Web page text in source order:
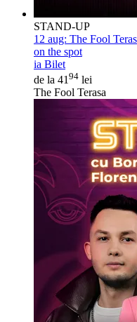
STAND-UP
12 aug: The Fool
on the spot
ia Bilet
de la 41 94 lei
The Fool Terasa